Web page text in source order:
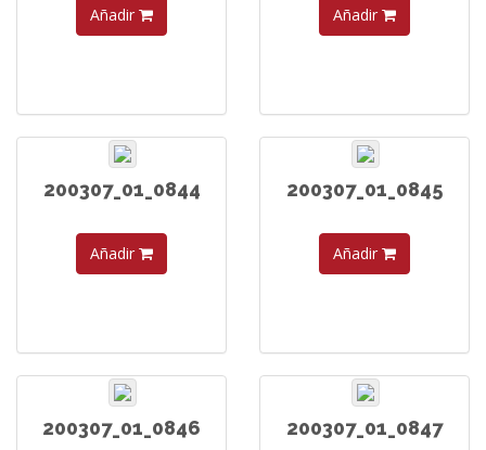
Añadir Añadir
200307_01_0844
Añadir
200307_01_0845
Añadir
200307_01_0846 200307_01_0847